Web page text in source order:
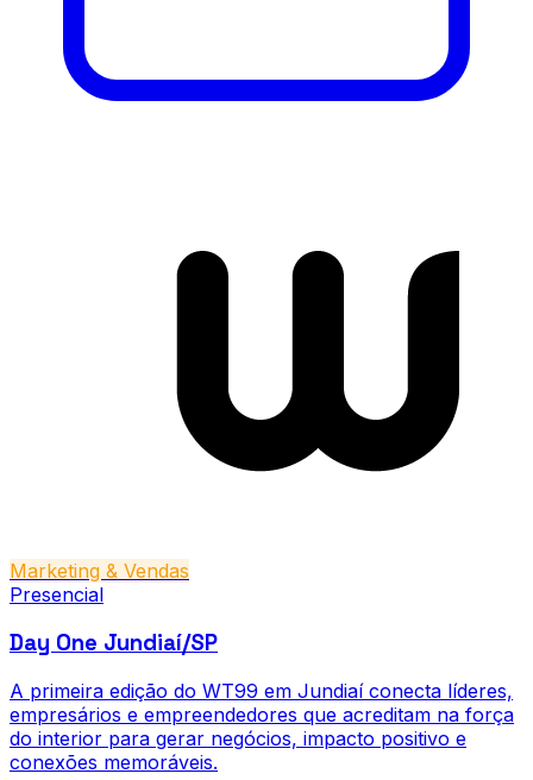
Marketing & Vendas
Presencial
Day One Jundiaí/SP
A primeira edição do WT99 em Jundiaí conecta líderes,
empresários e empreendedores que acreditam na força
do interior para gerar negócios, impacto positivo e
conexões memoráveis.